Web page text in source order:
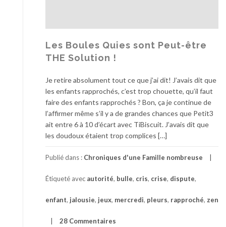
r
e
!
Les Boules Quies sont Peut-être
THE Solution !
Je retire absolument tout ce que j’ai dit! J’avais dit que
les enfants rapprochés, c’est trop chouette, qu’il faut
faire des enfants rapprochés ? Bon, ça je continue de
l’affirmer même s’il y a de grandes chances que Petit3
ait entre 6 à 10 d’écart avec TiBiscuit. J’avais dit que
les doudoux étaient trop complices […]
Publié dans : Chroniques d'une Famille nombreuse
Étiqueté avec autorité, bulle, cris, crise, dispute,
enfant, jalousie, jeux, mercredi, pleurs, rapproché, zen
28 Commentaires